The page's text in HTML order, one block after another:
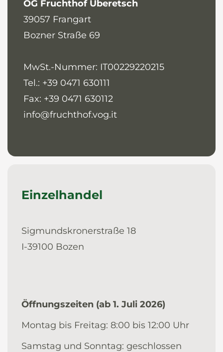
OG Fruchthof Überetsch
39057 Frangart
Bozner Straße 69
MwSt.-Nummer: IT00229220215
Tel.: +39 0471 630111
Fax: +39 0471 630112
info@fruchthof.vog.it
Einzelhandel
Sigmundskronerstraße 18
I-39100 Bozen
Öffnungszeiten (ab 1. Juli 2026)
Montag bis Freitag: 8:00 bis 12:00 Uhr
Samstag und Sonntag: geschlossen